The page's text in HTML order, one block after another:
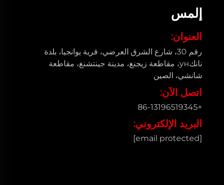
إلمس
العنوان:
رقم 30، شارع الشرق العرضي، قرية يوانجيا، بلدة
نانكун، مقاطعة زيجنغ، مدينة جينتشنغ، مقاطعة
شانشي، الصين
اتصل الآن:
+86-13196519345
البريد الإلكتروني:
[email protected]